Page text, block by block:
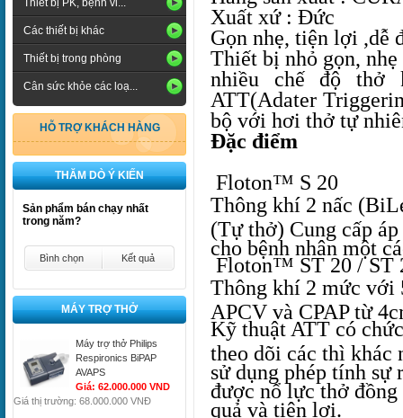
Thiết bị PK, bệnh vi...
Các thiết bị khác
Thiết bị trong phòng
Cân sức khỏe các loạ...
HỖ TRỢ KHÁCH HÀNG
THĂM DÒ Ý KIẾN
Sản phẩm bán chạy nhất
trong năm?
Bình chọn Kết quả
MÁY TRỢ THỞ
Máy trợ thở Philips
Respironics BiPAP
AVAPS
Giá: 62.000.000 VND
Giá thị trường: 68.000.000 VNĐ
Xuất xứ : Đức
Gọn nhẹ, tiện lợi ,dễ
Thiết bị nhỏ gọn,
nhiều chế độ thở
ATT(Adater
bộ với hơi thở tự
Đặc điểm
Floton™ S 20
Thông khí 2 nấc
(Tự thở) Cung cấp
cho bệnh nhân một
Floton™ ST 20 / ST
Thông khí 2 mức với
APCV và CPAP từ
Kỹ thuật ATT có
theo dõi các thì khác
sử dụng phép tính sự
được nổ lực thở
quả và tiện lợi.